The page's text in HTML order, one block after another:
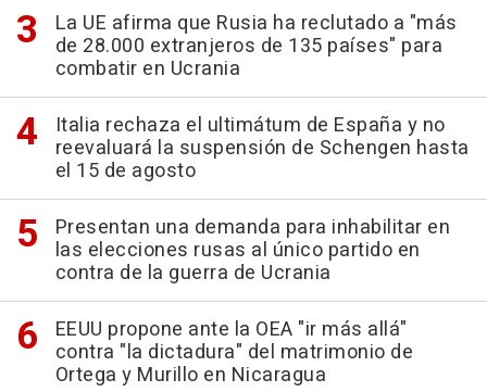
La UE afirma que Rusia ha reclutado a "más
de 28.000 extranjeros de 135 países" para
combatir en Ucrania
Italia rechaza el ultimátum de España y no
reevaluará la suspensión de Schengen hasta
el 15 de agosto
Presentan una demanda para inhabilitar en
las elecciones rusas al único partido en
contra de la guerra de Ucrania
EEUU propone ante la OEA "ir más allá"
contra "la dictadura" del matrimonio de
Ortega y Murillo en Nicaragua